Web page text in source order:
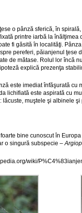
o pânză sferică, în
printre iarbă la
fi găsită în localităţi.
pereferi, păianjenul ţese
de mătase. Rolul lor încă
explică prezenţa
este imediat înfăşurată
lichifiată este aspirată cu
lăcuste, muştele şi albinele
bine cunoscut în
o singură subspecie –
wiki/